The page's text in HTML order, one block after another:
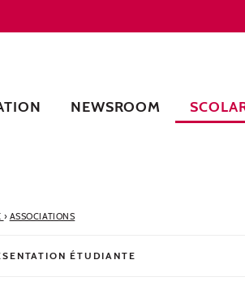
NEWSROOM
› ASSOCIATIONS
ÉTUDIANTE